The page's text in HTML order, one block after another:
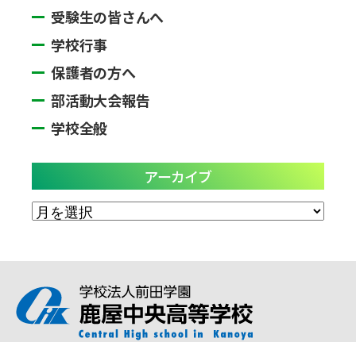
受験生の皆さんへ
学校行事
保護者の方へ
部活動大会報告
学校全般
アーカイブ
ア
ブ